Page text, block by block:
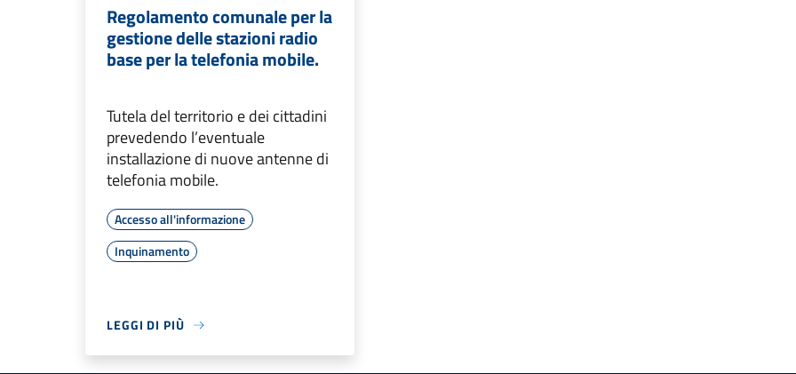
Regolamento comunale per la
gestione delle stazioni radio
base per la telefonia mobile.
Tutela del territorio e dei cittadini
prevedendo l’eventuale
installazione di nuove antenne di
telefonia mobile.
Accesso all'informazione
Inquinamento
LEGGI DI PIÙ